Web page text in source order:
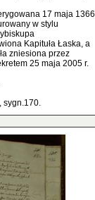
17 maja 1366
w stylu
Kapituła Łaska, a
zniesiona przez
25 maja 2005 r.